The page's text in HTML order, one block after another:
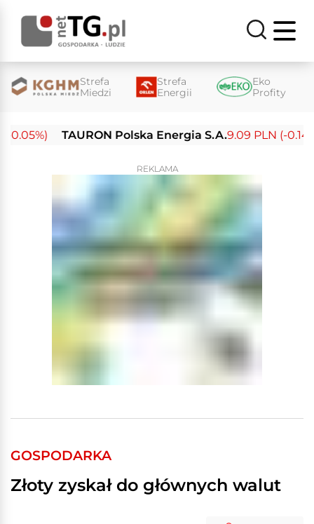
Strefa
Miedzi
Strefa
Energii
Eko
Profity
TAURON Polska Energia S.A.9.09 PLN (-0.14%)
REKLAMA
GOSPODARKA
Złoty zyskał do głównych walut